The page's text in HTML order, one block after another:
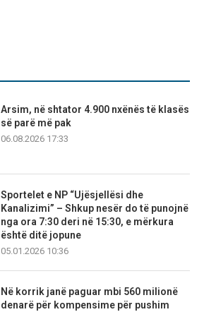
Arsim, në shtator 4.900 nxënës të klasës
së parë më pak
06.08.2026 17:33
Sportelet e NP “Ujësjellësi dhe
Kanalizimi” – Shkup nesër do të punojnë
nga ora 7:30 deri në 15:30, e mërkura
është ditë jopune
05.01.2026 10:36
Në korrik janë paguar mbi 560 milionë
denarë për kompensime për pushim